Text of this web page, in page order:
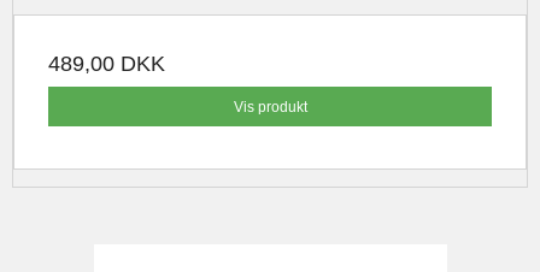
489,00 DKK
Vis produkt